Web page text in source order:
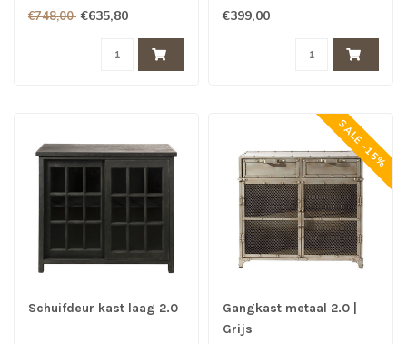
€748,00 €635,80 €399,00
Schuifdeur kast laag 2.0
SALE -15%
Gangkast metaal 2.0 |
Grijs